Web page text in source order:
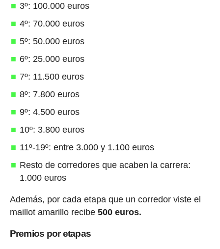
3º: 100.000 euros
4º: 70.000 euros
5º: 50.000 euros
6º: 25.000 euros
7º: 11.500 euros
8º: 7.800 euros
9º: 4.500 euros
10º: 3.800 euros
11º-19º: entre 3.000 y 1.100 euros
Resto de corredores que acaben la carrera:
1.000 euros
Además, por cada etapa que un corredor viste el
maillot amarillo recibe500 euros.
Premios por etapas